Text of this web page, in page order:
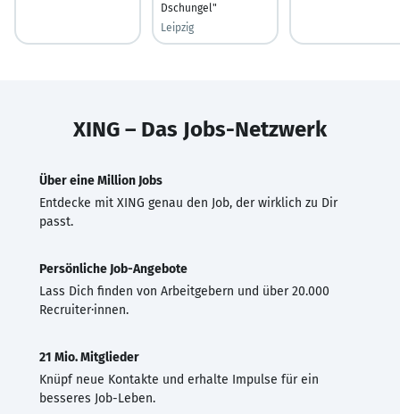
Dschungel"
Leipzig
XING – Das Jobs-Netzwerk
Über eine Million Jobs
Entdecke mit XING genau den Job, der wirklich zu Dir
passt.
Persönliche Job-Angebote
Lass Dich finden von Arbeitgebern und über 20.000
Recruiter·innen.
21 Mio. Mitglieder
Knüpf neue Kontakte und erhalte Impulse für ein
besseres Job-Leben.